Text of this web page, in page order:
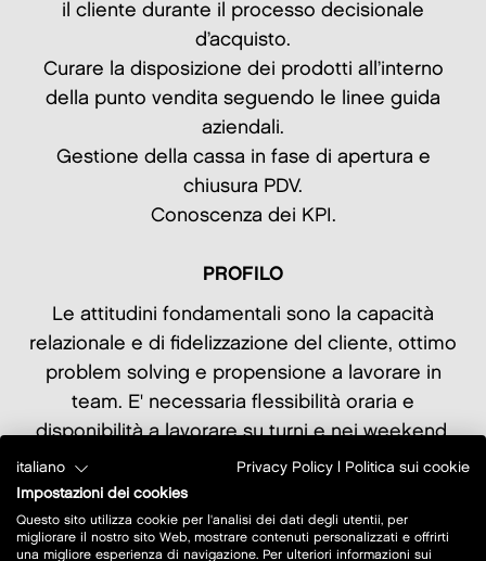
il cliente durante il processo decisionale
d’acquisto.
Curare la disposizione dei prodotti all’interno
della punto vendita seguendo le linee guida
aziendali.
Gestione della cassa in fase di apertura e
chiusura PDV.
Conoscenza dei KPI.
PROFILO
Le attitudini fondamentali sono la capacità
relazionale e di fidelizzazione del cliente, ottimo
problem solving e propensione a lavorare in
team. E' necessaria flessibilità oraria e
disponibilità a lavorare su turni e nei weekend.
Previsto iniziale contratto di inserimento a tempo
determinato part time/full time finalizzato
all'assunzione.
italiano Privacy Policy
Politica sui cookie
Impostazioni dei cookies
Questo sito utilizza cookie per l'analisi dei dati degli utentii, per
migliorare il nostro sito Web, mostrare contenuti personalizzati e offrirti
una migliore esperienza di navigazione. Per ulteriori informazioni sui